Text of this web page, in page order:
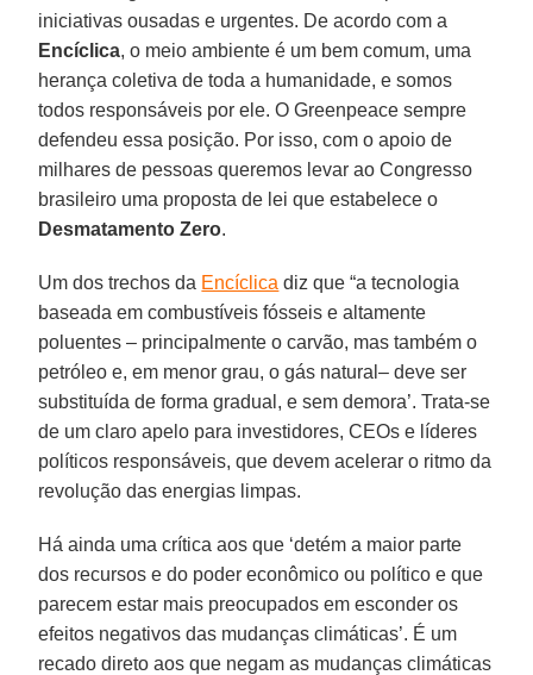
iniciativas ousadas e urgentes. De acordo com a
Encíclica, o meio ambiente é um bem comum, uma
herança coletiva de toda a humanidade, e somos
todos responsáveis por ele. O Greenpeace sempre
defendeu essa posição. Por isso, com o apoio de
milhares de pessoas queremos levar ao Congresso
brasileiro uma proposta de lei que estabelece o
Desmatamento Zero.
Um dos trechos da Encíclica diz que “a tecnologia
baseada em combustíveis fósseis e altamente
poluentes – principalmente o carvão, mas também o
petróleo e, em menor grau, o gás natural– deve ser
substituída de forma gradual, e sem demora’. Trata-se
de um claro apelo para investidores, CEOs e líderes
políticos responsáveis, que devem acelerar o ritmo da
revolução das energias limpas.
Há ainda uma crítica aos que ‘detém a maior parte
dos recursos e do poder econômico ou político e que
parecem estar mais preocupados em esconder os
efeitos negativos das mudanças climáticas’. É um
recado direto aos que negam as mudanças climáticas